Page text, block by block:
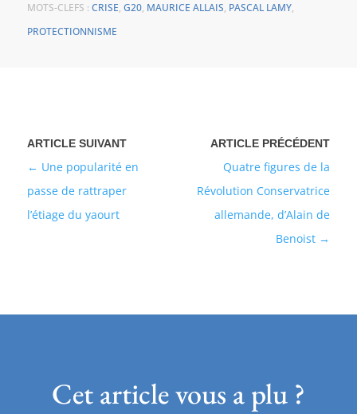
MOTS-CLEFS : CRISE, G20, MAURICE ALLAIS, PASCAL LAMY,
PROTECTIONNISME
Quatre figures de la
Révolution Conservatrice
allemande, d’Alain de
Benoist
Une popularité en
passe de rattraper
l’étiage du yaourt
Cet article vous a plu ?